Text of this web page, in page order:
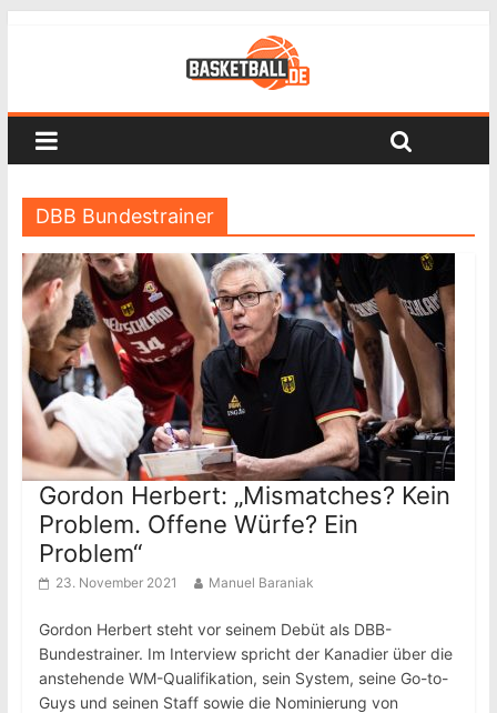
DBB Bundestrainer
Gordon Herbert: „Mismatches? Kein
Problem. Offene Würfe? Ein
Problem“
23. November 2021 Manuel Baraniak
Gordon Herbert steht vor seinem Debüt als DBB-
Bundestrainer. Im Interview spricht der Kanadier über die
anstehende WM-Qualifikation, sein System, seine Go-to-
Guys und seinen Staff sowie die Nominierung von